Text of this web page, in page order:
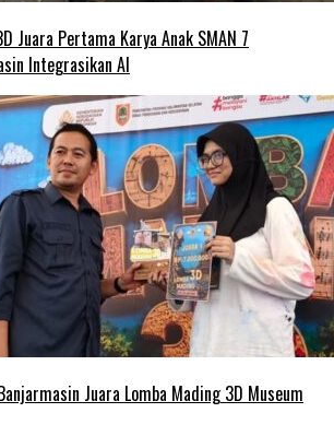
Juara Pertama Karya Anak SMAN 7
Integrasikan AI
Juara Lomba Mading 3D Museum